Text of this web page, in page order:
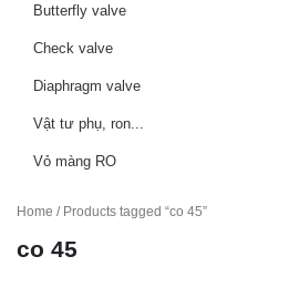
Butterfly valve
Check valve
Diaphragm valve
Vật tư phụ, ron...
Vỏ màng RO
Home / Products tagged “co 45”
co 45